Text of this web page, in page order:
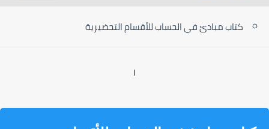
كتاب مبادئ في الحساب للأقسام التحضيرية